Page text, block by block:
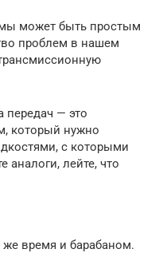
может быть простым
проблем в нашем
передач — это
который нужно
с которыми
аналоги, лейте, что
время и барабаном.